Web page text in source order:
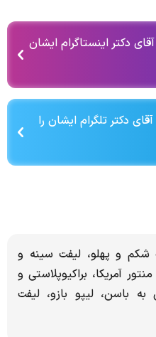
دکتر اینستاگرام ایشان
دکتر تلگرام ایشان را
شکم و پهلو، لیفت سینه و
آمریکا، براکیوپلاستی و
به باسن، لیپو بازو، لیفت